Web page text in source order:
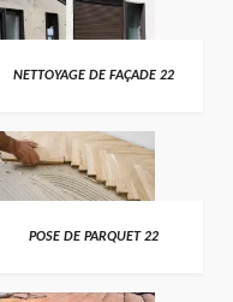
NETTOYAGE DE FAÇADE 22
POSE DE PARQUET 22